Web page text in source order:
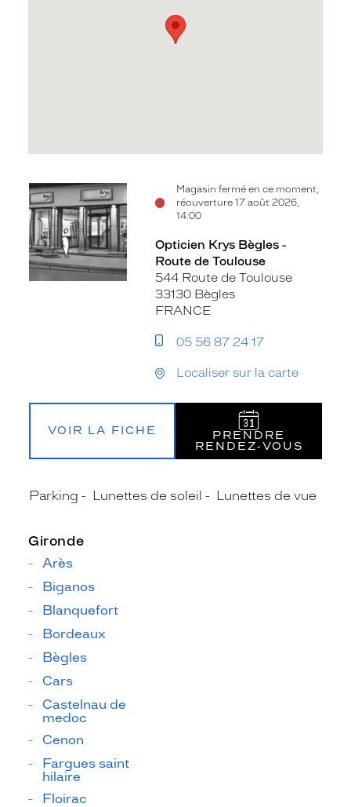
Magasin fermé en ce moment,
réouverture 17 août 2026,
14:00
Voir
la
fiche
Opticien Krys Bègles -
Route de Toulouse
544 Route de Toulouse
33130 Bègles
FRANCE
05 56 87 24 17
Localiser sur la carte
VOIR LA FICHE
PRENDRE
RENDEZ‑VOUS
Parking Lunettes de soleil Lunettes de vue
Gironde
Arès
Biganos
Blanquefort
Bordeaux
Bègles
Cars
Castelnau de
medoc
Cenon
Fargues saint
hilaire
Floirac